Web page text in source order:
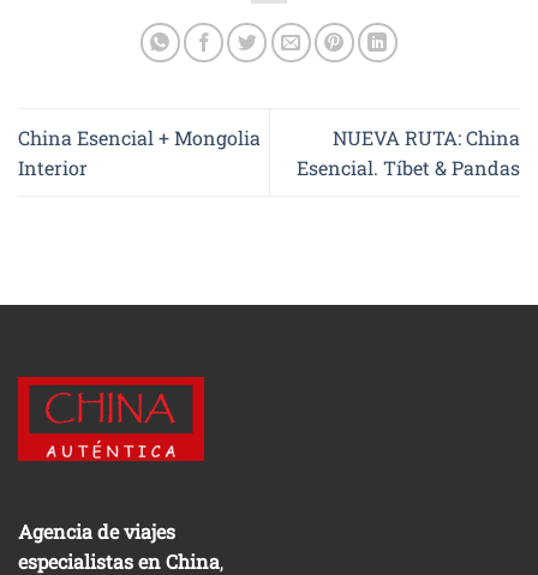
China Esencial + Mongolia
Interior
NUEVA RUTA: China
Esencial. Tíbet & Pandas
Agencia de viajes
especialistas en China,